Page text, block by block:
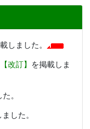
しました。
改訂】 を掲載しま
。
した。